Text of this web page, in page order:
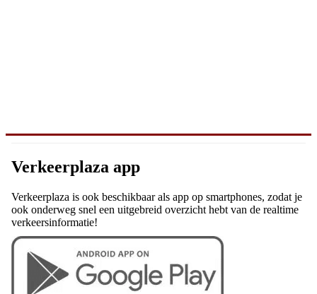
Verkeerplaza app
Verkeerplaza is ook beschikbaar als app op smartphones, zodat je
ook onderweg snel een uitgebreid overzicht hebt van de realtime
verkeersinformatie!